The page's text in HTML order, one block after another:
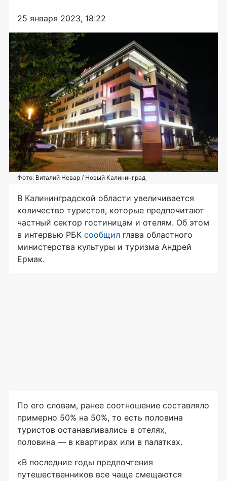
25 января 2023, 18:22
Фото: Виталий Невар / Новый Калининград
В Калининградской области увеличивается
количество туристов, которые предпочитают
частный сектор гостиницам и отелям. Об этом
в интервью РБК сообщил глава областного
министерства культуры и туризма Андрей
Ермак.
По его словам, ранее соотношение составляло
примерно 50% на 50%, то есть половина
туристов останавливались в отелях,
половина — в квартирах или в палатках.
«В последние годы предпочтения
путешественников все чаще смещаются